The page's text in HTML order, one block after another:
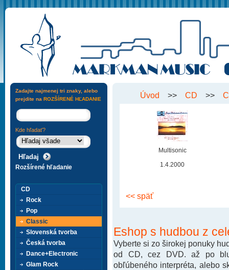
Úvod >> CD >>
Multisonic
1.4.2000
<< späť
Eshop s hudbou z
Vyberte si zo širokej ponuky
od CD, cez DVD. až po
obľúbeného interpréta, alebo
Zadajte najmenej tri znaky, alebo
prejdite na ROZŠÍRENÉ HĽADANIE
Kde hľadať?
Rozšírené hľadanie
CD
Rock
Pop
Classic
Slovenská tvorba
Česká tvorba
Dance+Electronic
Glam Rock